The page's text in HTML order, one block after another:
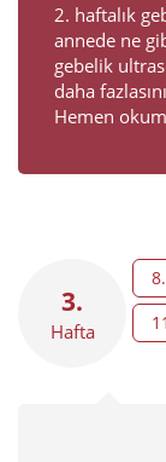
2. haftalık
annede ne
gebelik
daha
Hemen
3.
Hafta